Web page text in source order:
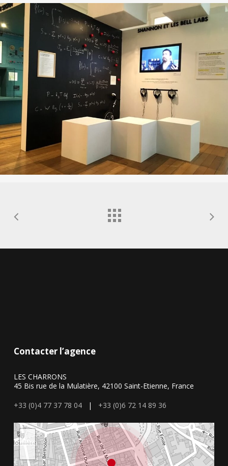
Contacter l’agence
LES CHARRONS
45 Bis rue de la Mulatière, 42100 Saint-Etienne, France
+33 (0)4 77 37 78 04| +33 (0)6 72 14 89 36
+